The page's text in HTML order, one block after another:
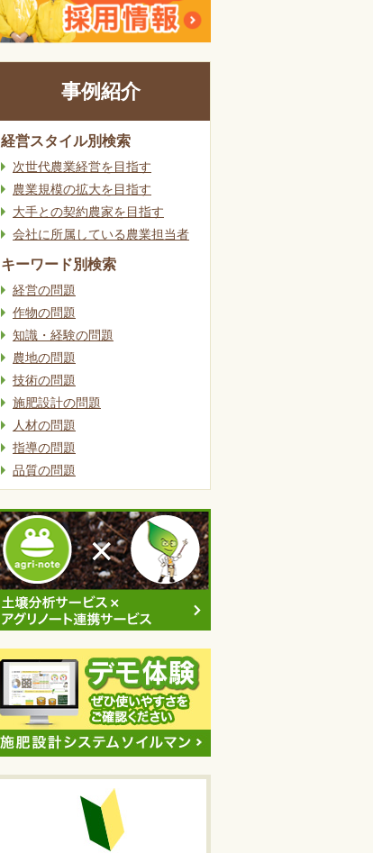
事例紹介
経営スタイル別検索
次世代農業経営を目指す
農業規模の拡大を目指す
大手との契約農家を目指す
会社に所属している農業担当者
キーワード別検索
経営の問題
作物の問題
知識・経験の問題
農地の問題
技術の問題
施肥設計の問題
人材の問題
指導の問題
品質の問題